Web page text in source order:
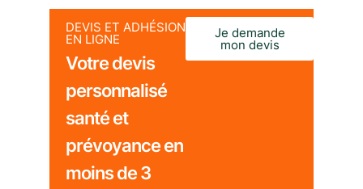
DEVIS ET ADHÉSION
EN LIGNE
Votre devis
personnalisé
santé et
prévoyance en
moins de 3
Je demande
mon devis